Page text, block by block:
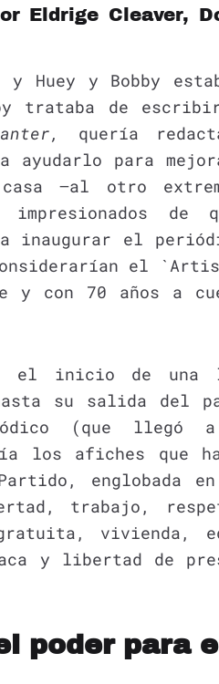
Eldrige Cleaver,
y Huey y Bobby
trataba de
quería
ayudarlo para
—al otro
impresionados de
inaugurar el
el
y con 70 años a
el inicio de
su salida del
(que llegó
los afiches que
englobada
trabajo,
vivienda,
y libertad de
poder para